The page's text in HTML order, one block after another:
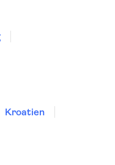
Kroatien